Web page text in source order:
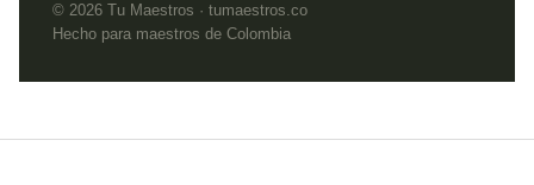
© 2026 Tu Maestros · tumaestros.co
Hecho para maestros de Colombia